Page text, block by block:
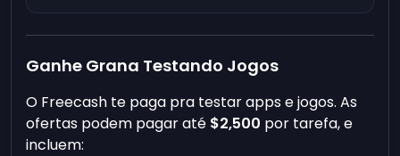
Ganhe Grana Testando Jogos
O Freecash te paga pra testar apps e jogos. As
ofertas podem pagar até $2,500 por tarefa, e
incluem: